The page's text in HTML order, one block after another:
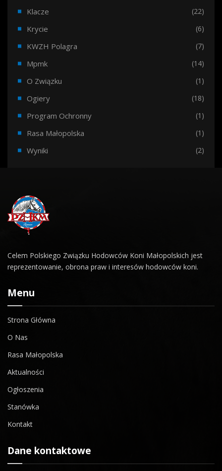
Klacze (22)
Krycie (6)
KWZH Polagra (7)
Mpmk (14)
O Związku (1)
Ogiery (18)
Program Ochronny (1)
Rasa Małopolska (1)
Wyniki (2)
Celem Polskiego Związku Hodowców Koni Małopolskich jest
reprezentowanie, obrona praw i interesów hodowców koni.
Menu
Strona Główna
O Nas
Rasa Małopolska
Aktualności
Ogłoszenia
Stanówka
Kontakt
Dane kontaktowe